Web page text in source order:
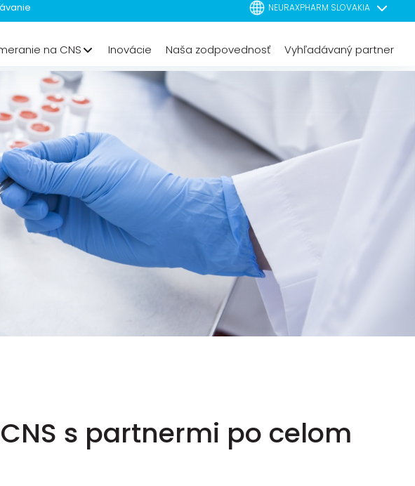
NEURAXPHARM SLOVAKIA
na CNS Inovácie Naša zodpovednosť Vyhľadávaný partner
s partnermi po celom